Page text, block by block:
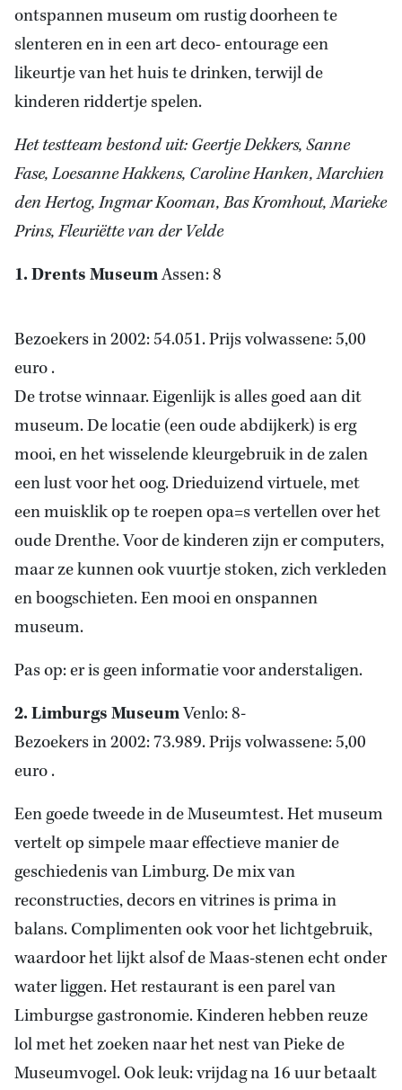
ontspannen museum om rustig doorheen te
slenteren en in een art deco- entourage een
likeurtje van het huis te drinken, terwijl de
kinderen riddertje spelen.
Het testteam bestond uit: Geertje Dekkers, Sanne
Fase, Loesanne Hakkens, Caroline Hanken, Marchien
den Hertog, Ingmar Kooman, Bas Kromhout, Marieke
Prins, Fleuriëtte van der Velde
1. Drents MuseumAssen: 8
Bezoekers in 2002: 54.051. Prijs volwassene: 5,00
euro .
De trotse winnaar. Eigenlijk is alles goed aan dit
museum. De locatie (een oude abdijkerk) is erg
mooi, en het wisselende kleurgebruik in de zalen
een lust voor het oog. Drieduizend virtuele, met
een muisklik op te roepen opa=s vertellen over het
oude Drenthe. Voor de kinderen zijn er computers,
maar ze kunnen ook vuurtje stoken, zich verkleden
en boogschieten. Een mooi en onspannen
museum.
Pas op: er is geen informatie voor anderstaligen.
2. Limburgs MuseumVenlo: 8-
Bezoekers in 2002: 73.989. Prijs volwassene: 5,00
euro .
Een goede tweede in de Museumtest. Het museum
vertelt op simpele maar effectieve manier de
geschiedenis van Limburg. De mix van
reconstructies, decors en vitrines is prima in
balans. Complimenten ook voor het lichtgebruik,
waardoor het lijkt alsof de Maas-stenen echt onder
water liggen. Het restaurant is een parel van
Limburgse gastronomie. Kinderen hebben reuze
lol met het zoeken naar het nest van Pieke de
Museumvogel. Ook leuk: vrijdag na 16 uur betaalt